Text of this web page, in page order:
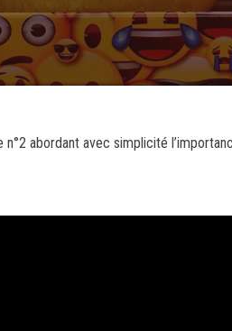
abordant avec simplicité